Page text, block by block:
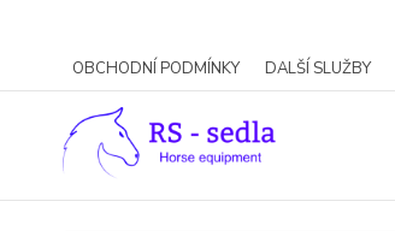
OBCHODNÍ PODMÍNKY DALŠÍ SLUŽBY